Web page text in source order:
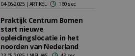
04-06-2025 | ARTIKEL 160 sec
Praktijk Centrum Bomen
start nieuwe
opleidingslocatie in het
noorden van Nederland